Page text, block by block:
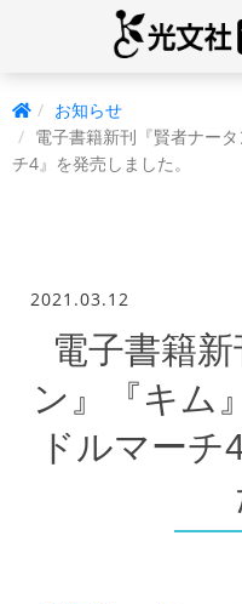
お知らせ
電子書籍新刊『賢者ナー
チ4』を発売しました。
2021.03.12
電子書籍
ン』『キム
ドルマーチ